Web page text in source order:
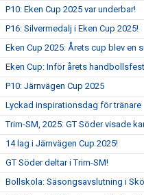
P10: Eken Cup 2025 var underbar!
P16: Silvermedalj i Eken Cup 2025!
Eken Cup 2025: Årets cup blev en
Eken Cup: Inför årets
P10: Järnvägen Cup 2025
Lyckad inspirationsdag för tränare
Trim-SM, 2025: GT Söder visade
14 lag i Järnvägen Cup 2025!
GT Söder deltar i Trim-SM!
Bollskola: Säsongsavslutning i